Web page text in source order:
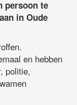
persoon te
in Oude
en hebben
politie,